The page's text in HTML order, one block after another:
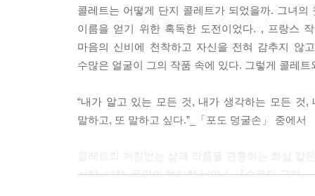
콜레트는 어떻게 단지 콜레트가 되었을까. 그녀의
이름을 얻기 위한 혹독한 도전이었다. , 프랑스
마음의 신비에 천착하고 자신을 전혀 감추지 않
수많은 얼굴이 그의 작품 속에 있다. 그렇게 콜레
“내가 알고 있는 모든 것, 내가 생각하는 모든 것
말하고, 또 말하고 싶다.”_「포도 덩굴손」 중에서
사랑, 애착, 욕망의 현란한 뉘앙스 『슬픔의 긍지』